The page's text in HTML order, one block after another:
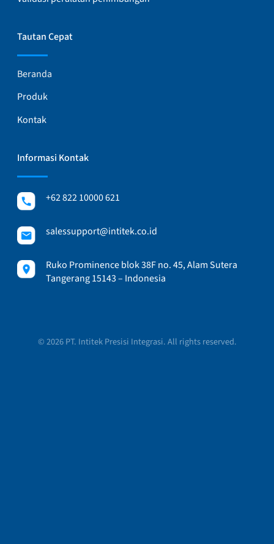
Tautan Cepat
Beranda
Produk
Kontak
Informasi Kontak
+62 822 10000 621
salessupport@intitek.co.id
Ruko Prominence blok 38F no. 45, Alam Sutera
Tangerang 15143 – Indonesia
© 2026 PT. Intitek Presisi Integrasi. All rights reserved.